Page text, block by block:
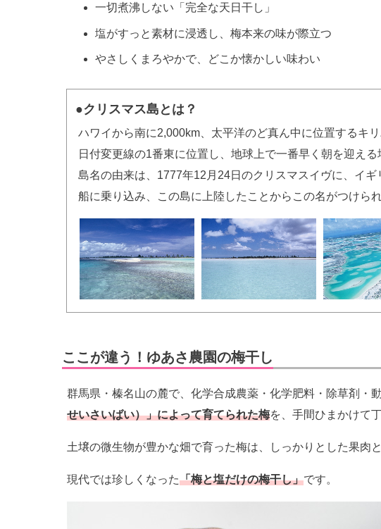
一切煮沸しない「完全な天日干し」
塩がすっと素材に浸透し、梅本来の味が際立つ
やさしくまろやかで、どこか懐かしい味わい
●クリスマス島とは？
ハワイから南に2,000km、太平洋のど真ん中に位置するキ
日付変更線の1番東に位置し、地球上で一番早く朝を迎え
島名の由来は、1777年12月24日のクリスマスイヴに、イ
船に乗り込み、この島に上陸したことからこの名がつけら
ここが違う！ゆあさ農園の梅干し
群馬県・榛名山の麓で、化学合成農薬・化学肥料・除草剤・
せいさいばい）」によって育てられた梅を、手間ひまかけて
土壌の微生物が豊かな畑で育った梅は、しっかりとした果肉
現代では珍しくなった「梅と塩だけの梅干し」です。